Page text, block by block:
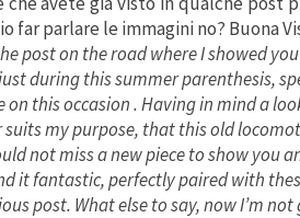
far parlare le immagini no? Buona
post on the road where I showed
during this summer parenthesis,
this occasion . Having in mind a
my purpose, that this old
not miss a new piece to show you
it fantastic, perfectly paired with
post. What else to say, now I’m